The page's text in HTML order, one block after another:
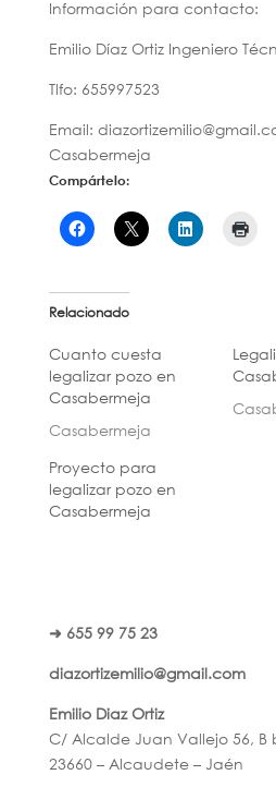
Información para contacto:
Emilio Díaz Ortiz Ingeniero
Tlfo: 655997523
Email:
Casabermeja
Compártelo:
Relacionado
Cuanto cuesta
legalizar pozo en
Casabermeja
Casabermeja
Proyecto para
legalizar pozo en
Casabermeja
➜ 655 99 75 23
diazortizemilio@gmail.com
Emilio Diaz Ortiz
C/ Alcalde Juan Vallejo 56, B
23660 – Alcaudete – Jaén